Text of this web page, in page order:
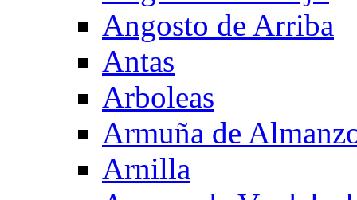
Angosto de Arriba
Antas
Arboleas
Armuña de
Arnilla